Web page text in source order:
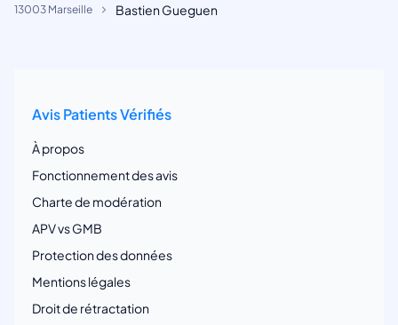
13003 Marseille
Bastien Gueguen
Avis Patients Vérifiés
À propos
Fonctionnement des avis
Charte de modération
APV vs GMB
Protection des données
Mentions légales
Droit de rétractation